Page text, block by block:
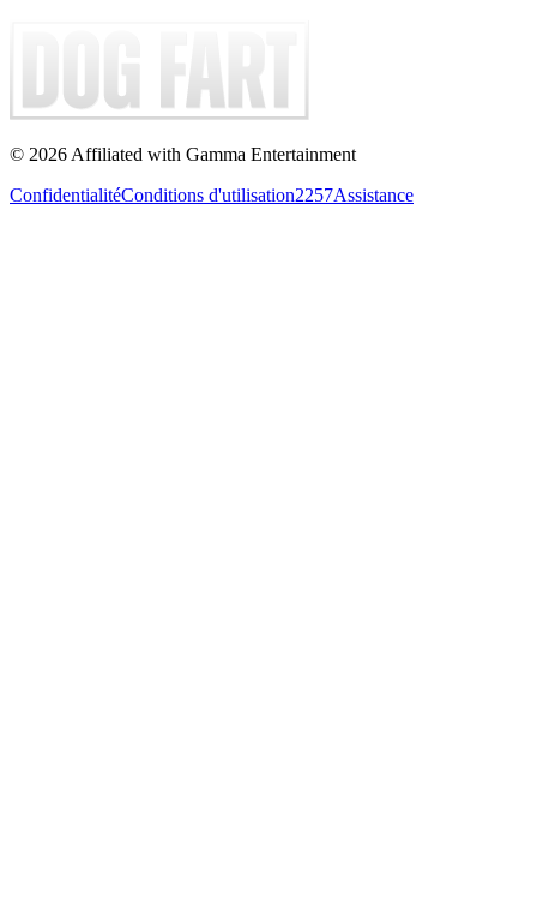
© 2026Affiliated with Gamma Entertainment
ConfidentialitéConditions d'utilisation2257Assistance